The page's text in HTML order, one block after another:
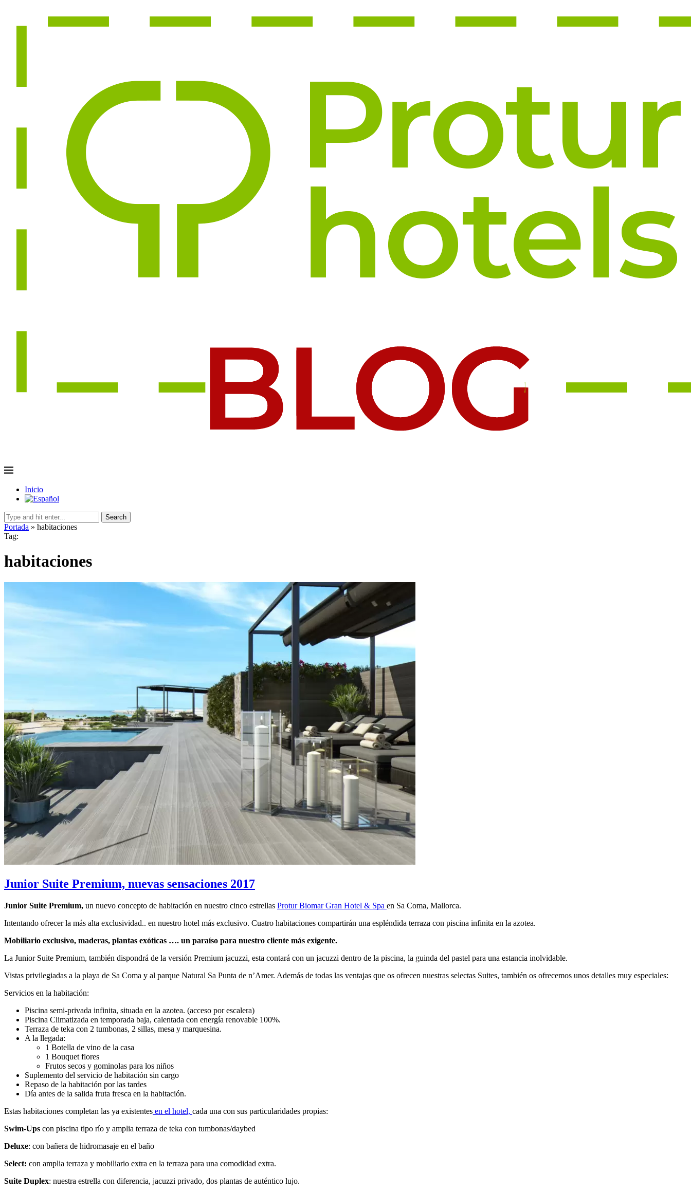
Inicio
Search
Portada » habitaciones
Tag:
habitaciones
Junior Suite Premium, nuevas sensaciones 2017
Junior Suite Premium, un nuevo concepto de habitación en nuestro cinco estrellas Protur Biomar Gran Hotel & Spa en Sa Coma, Mallorca.
Intentando ofrecer la más alta exclusividad.. en nuestro hotel más exclusivo. Cuatro habitaciones compartirán una espléndida terraza con piscina infinita en la azotea.
Mobiliario exclusivo, maderas, plantas exóticas …. un paraíso para nuestro cliente más exigente.
La Junior Suite Premium, también dispondrá de la versión Premium jacuzzi, esta contará con un jacuzzi dentro de la piscina, la guinda del pastel para una estancia inolvidable.
Vistas privilegiadas a la playa de Sa Coma y al parque Natural Sa Punta de n’Amer. Además de todas las ventajas que os ofrecen nuestras selectas Suites, también os ofrecemos unos detalles muy especiales:
Servicios en la habitación:
Piscina semi-privada infinita, situada en la azotea. (acceso por escalera)
Piscina Climatizada en temporada baja, calentada con energía renovable 100%.
Terraza de teka con 2 tumbonas, 2 sillas, mesa y marquesina.
A la llegada:
1 Botella de vino de la casa
1 Bouquet flores
Frutos secos y gominolas para los niños
Suplemento del servicio de habitación sin cargo
Repaso de la habitación por las tardes
Día antes de la salida fruta fresca en la habitación.
Estas habitaciones completan las ya existentes en el hotel, cada una con sus particularidades propias:
Swim-Ups con piscina tipo río y amplia terraza de teka con tumbonas/daybed
Deluxe: con bañera de hidromasaje en el baño
Select: con amplia terraza y mobiliario extra en la terraza para una comodidad extra.
Suite Duplex: nuestra estrella con diferencia, jacuzzi privado, dos plantas de auténtico lujo.